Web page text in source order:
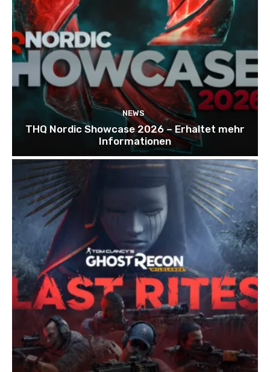
NEWS
THQ Nordic Showcase 2026 – Erhaltet mehr
Informationen